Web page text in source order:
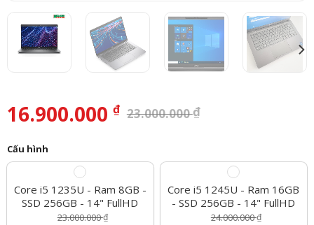
16.900.000 ₫ 23.000.000₫
Cấu hình
Core i5 1235U - Ram 8GB -
SSD 256GB - 14" FullHD
23.000.000₫
Core i5 1245U - Ram 16GB
- SSD 256GB - 14" FullHD
24.000.000₫